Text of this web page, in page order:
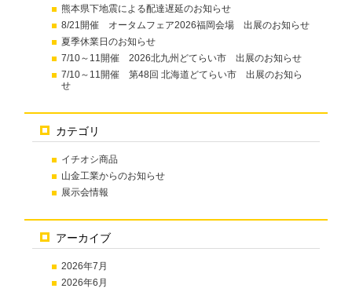
熊本県下地震による配達遅延のお知らせ
8/21開催 オータムフェア2026福岡会場 出展のお知らせ
夏季休業日のお知らせ
7/10～11開催 2026北九州どてらい市 出展のお知らせ
7/10～11開催 第48回 北海道どてらい市 出展のお知ら
せ
カテゴリ
イチオシ商品
山金工業からのお知らせ
展示会情報
アーカイブ
2026年7月
2026年6月